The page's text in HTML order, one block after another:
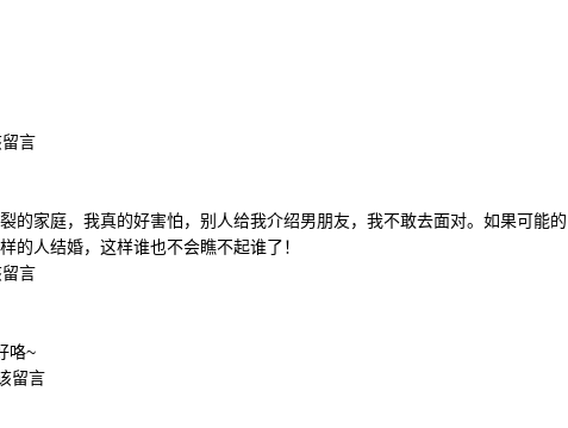
言
的家庭，我真的好害怕，别人给我介绍男朋友，我不敢去面对。如果可能的
的人结婚，这样谁也不会瞧不起谁了！
言
咯~
留言